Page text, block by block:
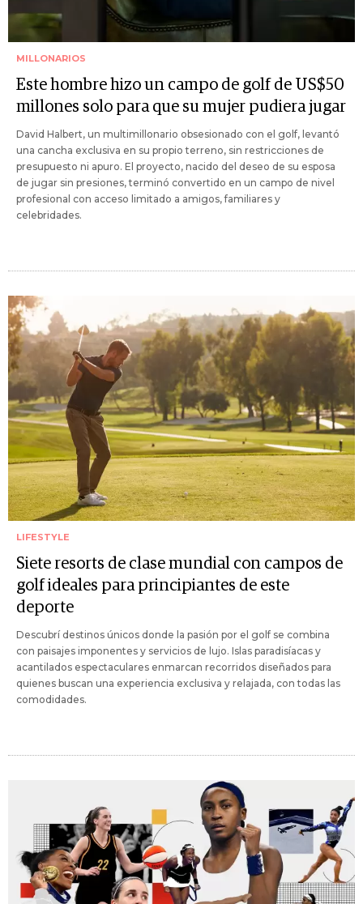
MILLONARIOS
Este hombre hizo un campo de golf de US$50
millones solo para que su mujer pudiera jugar
David Halbert, un multimillonario obsesionado con el golf, levantó
una cancha exclusiva en su propio terreno, sin restricciones de
presupuesto ni apuro. El proyecto, nacido del deseo de su esposa
de jugar sin presiones, terminó convertido en un campo de nivel
profesional con acceso limitado a amigos, familiares y
celebridades.
LIFESTYLE
Siete resorts de clase mundial con campos de
golf ideales para principiantes de este
deporte
Descubrí destinos únicos donde la pasión por el golf se combina
con paisajes imponentes y servicios de lujo. Islas paradisíacas y
acantilados espectaculares enmarcan recorridos diseñados para
quienes buscan una experiencia exclusiva y relajada, con todas las
comodidades.